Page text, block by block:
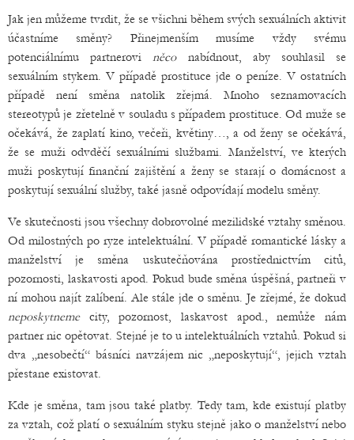
Jak jen můžeme tvrdit, že se všichni během svých sexuálních aktivit
účastníme směny? Přinejmenším musíme vždy svému
potenciálnímu partneroviněconabídnout, aby souhlasil se
sexuálním stykem. V případě prostituce jde o peníze. V ostatních
případě není směna natolik zřejmá. Mnoho seznamovacích
stereotypů je zřetelně v souladu s případem prostituce. Od muže se
očekává, že zaplatí kino, večeři, květiny…, a od ženy se očekává,
že se muži odvděčí sexuálními službami. Manželství, ve kterých
muži poskytují finanční zajištění a ženy se starají o domácnost a
poskytují sexuální služby, také jasně odpovídají modelu směny.
Ve skutečnosti jsou všechny dobrovolné mezilidské vztahy směnou.
Od milostných po ryze intelektuální. V případě romantické lásky a
manželství je směna uskutečňována prostřednictvím citů,
pozornosti, laskavosti apod. Pokud bude směna úspěšná, partneři v
ní mohou najít zalíbení. Ale stále jde o směnu. Je zřejmé, že dokud
neposkytnemecity, pozornost, laskavost apod., nemůže nám
partner nic opětovat. Stejné je to u intelektuálních vztahů. Pokud si
dva „nesobečtí“ básníci navzájem nic „neposkytují“, jejich vztah
přestane existovat.
Kde je směna, tam jsou také platby. Tedy tam, kde existují platby
za vztah, což platí o sexuálním styku stejně jako o manželství nebo